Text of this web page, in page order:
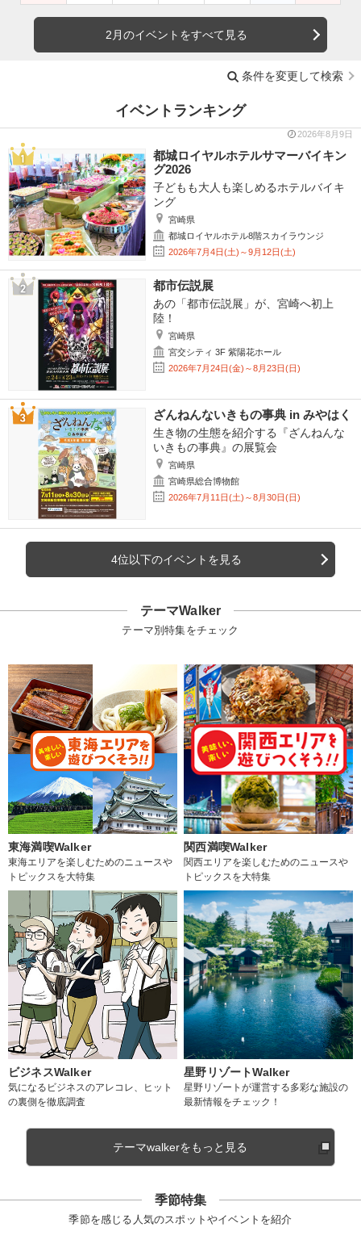
2月のイベントをすべて見る
条件を変更して検索
イベントランキング
2026年8月9日
都城ロイヤルホテルサマーバイキン
グ2026
子どもも大人も楽しめるホテルバイキ
ング
宮崎県
都城ロイヤルホテル8階スカイラウンジ
2026年7月4日(土)～9月12日(土)
都市伝説展
あの「都市伝説展」が、宮崎へ初上
陸！
宮崎県
宮交シティ 3F 紫陽花ホール
2026年7月24日(金)～8月23日(日)
ざんねんないきもの事典 in みやはく
生き物の生態を紹介する『ざんねんな
いきもの事典』の展覧会
宮崎県
宮崎県総合博物館
2026年7月11日(土)～8月30日(日)
4位以下のイベントを見る
テーマWalker
テーマ別特集をチェック
東海満喫Walker
東海エリアを楽しむためのニュースや
トピックスを大特集
関西満喫Walker
関西エリアを楽しむためのニュースや
トピックスを大特集
ビジネスWalker
気になるビジネスのアレコレ、ヒット
の裏側を徹底調査
星野リゾートWalker
星野リゾートが運営する多彩な施設の
最新情報をチェック！
テーマwalkerをもっと見る
季節特集
季節を感じる人気のスポットやイベントを紹介